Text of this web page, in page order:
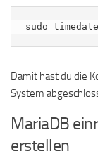
sudo
Damit hast du die
System
MariaDB
erstellen